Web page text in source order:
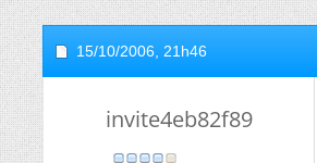
15/10/2006, 21h46
invite4eb82f89